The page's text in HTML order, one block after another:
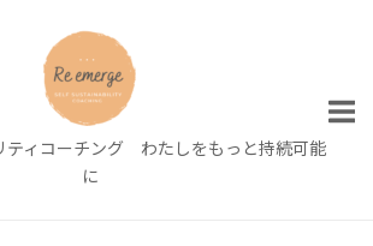
ティコーチング わたしをもっと持続可能
に